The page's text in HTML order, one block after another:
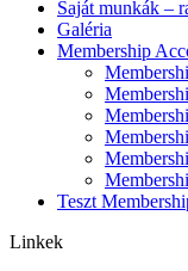
Saját munkák –
Galéria
Membership
Teszt
Linkek